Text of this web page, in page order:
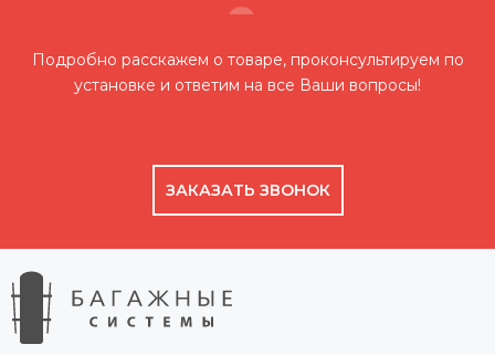
Подробно расскажем о товаре, проконсультируем по
установке и ответим на все Ваши вопросы!
ЗАКАЗАТЬ ЗВОНОК